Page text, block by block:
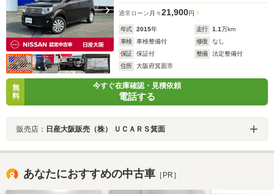
通常ローン 月々21,900円
年式 2015年 走行 1.1万km
車検
車検整備付 修復
なし
保証
保証付 整備
法定整備付
住所
大阪府箕面市
無
料
今すぐ在庫確認・見積依頼
電話する
販売店： 日産大阪販売（株） ＵＣＡＲＳ箕面
あなたにおすすめの中古車 ［PR］